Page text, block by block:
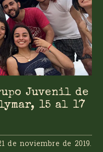
Juvenil de
15 al 17
de noviembre de 2019.